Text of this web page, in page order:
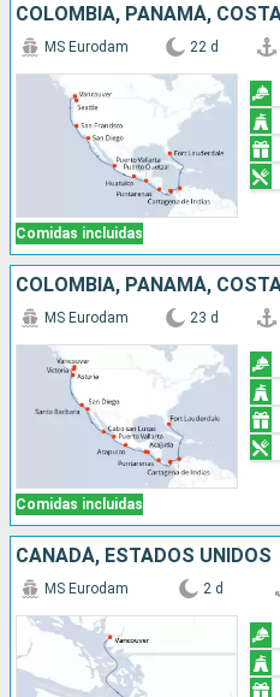
Comidas incluidas
MS Eurodam 22 d
Comidas incluidas
MS Eurodam 23 d
CANADÁ, ESTADOS UNIDOS
MS Eurodam 2 d